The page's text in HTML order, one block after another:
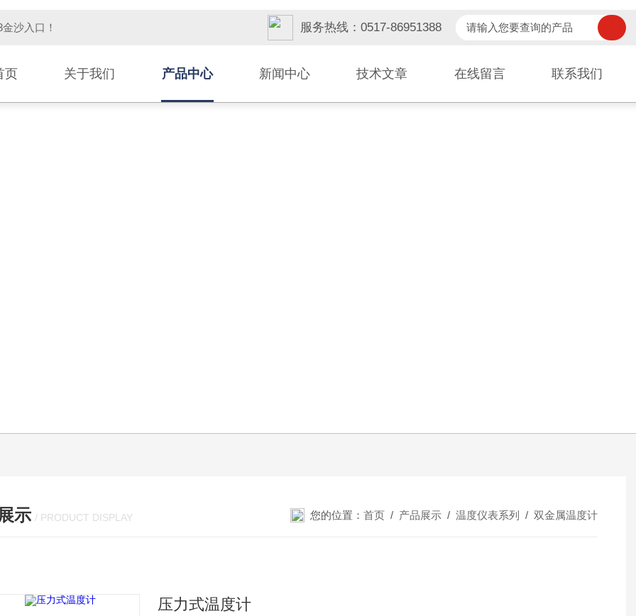
沙入口！ 服务热线：0517-86951388
页 关于我们 产品中心 新闻中心 技术文章 在线留言 联系我们
示 / PRODUCT DISPLAY 您的位置： 首页 / 产品展示 / 温度仪表系列 / 双金属温度计
压力式温度计